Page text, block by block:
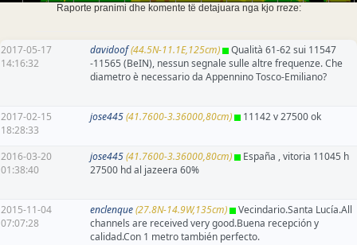
Raporte pranimi dhe komente të detajuara nga kjo rreze:
2017-05-17
14:16:32
davidoof(44.5N-11.1E,125cm)
Qualità 61-62 sui 11547
-11565 (BeIN), nessun segnale sulle altre frequenze. Che
diametro è necessario da Appennino Tosco-Emiliano?
2017-02-15
18:28:33
jose445(41.7600-3.36000,80cm) 11142 v 27500 ok
2016-03-20
01:38:40
jose445(41.7600-3.36000,80cm)
España , vitoria 11045 h
27500 hd al jazeera 60%
2015-11-04
07:07:28
enclenque(27.8N-14.9W,135cm)
Vecindario.Santa Lucía.All
channels are received very good.Buena recepción y
calidad.Con 1 metro también perfecto.